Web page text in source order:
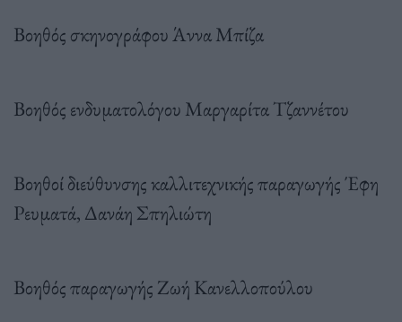
Βοηθός σκηνογράφου Άννα Μπίζα
Βοηθός ενδυματολόγου Μαργαρίτα Τζαννέτου
Βοηθοί διεύθυνσης καλλιτεχνικής παραγωγής Έφη
Ρευματά, Δανάη Σπηλιώτη
Βοηθός παραγωγής Ζωή Κανελλοπούλου